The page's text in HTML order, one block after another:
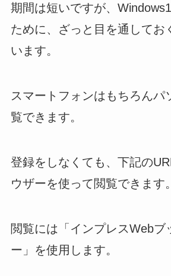
期間は短いですが、
ために、ざっと目を通してお
います。
スマートフォンはもちろんパ
覧できます。
登録をしなくても、下記の
ウザーを使って閲覧できます。
閲覧には「インプレスWebブ
ー」を使用します。